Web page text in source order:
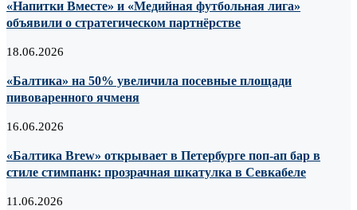
«Напитки Вместе» и «Медийная футбольная лига»
объявили о стратегическом партнёрстве
18.06.2026
«Балтика» на 50% увеличила посевные площади
пивоваренного ячменя
16.06.2026
«Балтика Brew» открывает в Петербурге поп-ап бар в
стиле стимпанк: прозрачная шкатулка в Севкабеле
11.06.2026